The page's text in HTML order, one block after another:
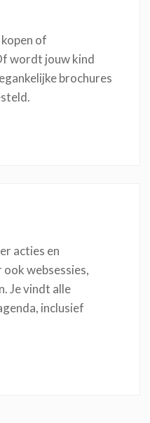
kopen of
wordt jouw kind
brochures
acties en
websessies,
Je vindt alle
inclusief